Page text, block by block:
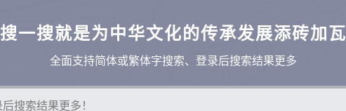
搜一搜就是为中华文化的传承发展添砖加瓦
全面支持简体或繁体字搜索、登录后搜索结果更多